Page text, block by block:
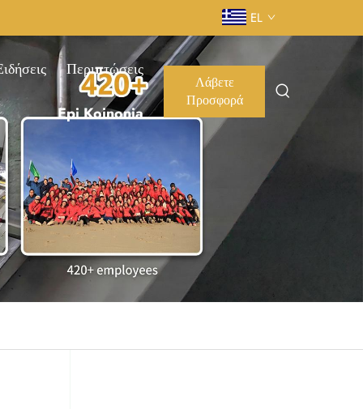
EL
Περιπτώσεις
Epi Koinonia
Λάβετε
Προσφορά